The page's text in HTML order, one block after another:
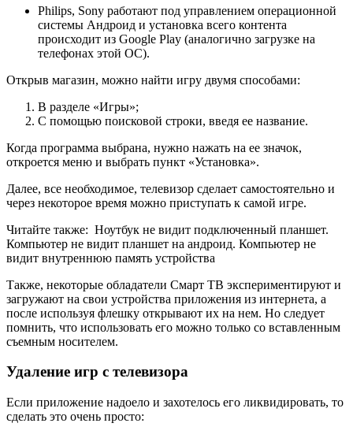
Philips, Sony работают под управлением операционной
системы Андроид и установка всего контента
происходит из Google Play (аналогично загрузке на
телефонах этой ОС).
Открыв магазин, можно найти игру двумя способами:
В разделе «Игры»;
С помощью поисковой строки, введя ее название.
Когда программа выбрана, нужно нажать на ее значок,
откроется меню и выбрать пункт «Установка».
Далее, все необходимое, телевизор сделает самостоятельно и
через некоторое время можно приступать к самой игре.
Читайте также: Ноутбук не видит подключенный планшет.
Компьютер не видит планшет на андроид. Компьютер не
видит внутреннюю память устройства
Также, некоторые обладатели Смарт ТВ экспериментируют и
загружают на свои устройства приложения из интернета, а
после используя флешку открывают их на нем. Но следует
помнить, что использовать его можно только со вставленным
съемным носителем.
Удаление игр с телевизора
Если приложение надоело и захотелось его ликвидировать, то
сделать это очень просто: